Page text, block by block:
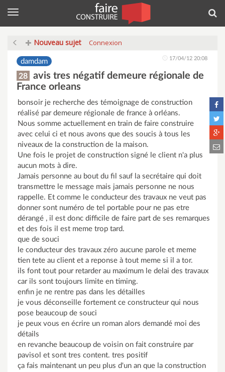
Menu
Nouveau sujet Connexion
damdam 17/04/12 20:08
28
avis tres négatif demeure régionale de
France orleans
bonsoir je recherche des témoignage de construction
réalisé par demeure régionale de france à orléans.
Nous somme actuellement en train de faire construire
avec celui ci et nous avons que des soucis à tous les
niveaux de la construction de la maison.
Une fois le projet de construction signé le client n'a plus
aucun mots à dire.
Jamais personne au bout du fil sauf la secrétaire qui doit
transmettre le message mais jamais personne ne nous
rappelle. Et comme le conducteur des travaux ne veut pas
donner sont numéro de tel portable pour ne pas etre
dérangé , il est donc difficile de faire part de ses remarques
et des fois il est meme trop tard.
que de souci
le conducteur des travaux zéro aucune parole et meme
tien tete au client et a reponse à tout meme si il a tor.
ils font tout pour retarder au maximum le delai des travaux
car ils sont toujours limite en timing.
enfin je ne rentre pas dans les détailles
je vous déconseille fortement ce constructeur qui nous
pose beaucoup de souci
je peux vous en écrire un roman alors demandé moi des
détails
en revanche beaucoup de voisin on fait construire par
pavisol et sont tres content. tres positif
ça fais maintenant un peu plus d'un an que la construction